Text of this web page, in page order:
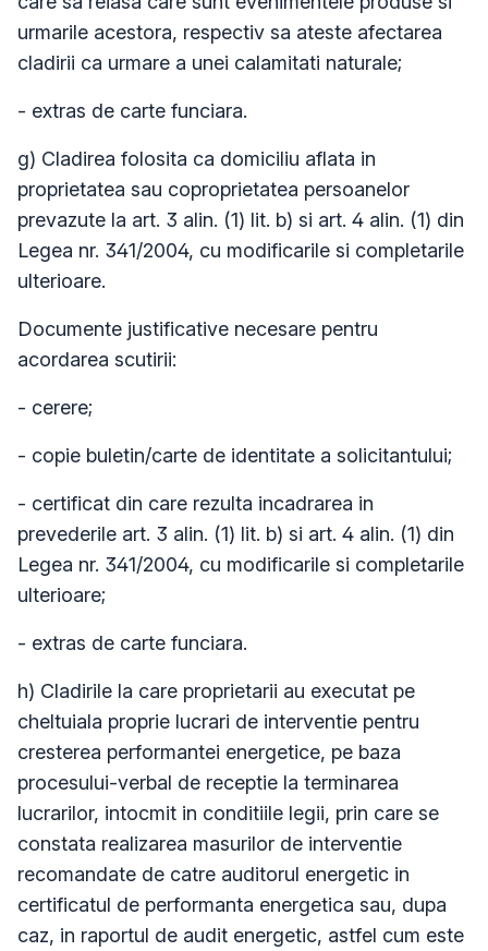
urmarile acestora, respectiv sa ateste afectarea
cladirii ca urmare a unei calamitati naturale;
- extras de carte funciara.
g) Cladirea folosita ca domiciliu aflata in
proprietatea sau coproprietatea persoanelor
prevazute la art. 3 alin. (1) lit. b) si art. 4 alin. (1) din
Legea nr. 341/2004, cu modificarile si completarile
ulterioare.
Documente justificative necesare pentru
acordarea scutirii:
- cerere;
- copie buletin/carte de identitate a solicitantului;
- certificat din care rezulta incadrarea in
prevederile art. 3 alin. (1) lit. b) si art. 4 alin. (1) din
Legea nr. 341/2004, cu modificarile si completarile
ulterioare;
- extras de carte funciara.
h) Cladirile la care proprietarii au executat pe
cheltuiala proprie lucrari de interventie pentru
cresterea performantei energetice, pe baza
procesului-verbal de receptie la terminarea
lucrarilor, intocmit in conditiile legii, prin care se
constata realizarea masurilor de interventie
recomandate de catre auditorul energetic in
certificatul de performanta energetica sau, dupa
caz, in raportul de audit energetic, astfel cum este